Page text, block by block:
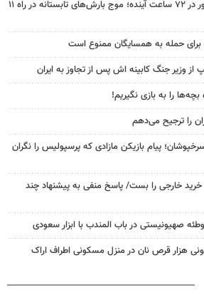
وضعیت جوی کشور در ۷۲ ساعت آینده؛ موج بارش‌های تابستانه در راه ۱۱
برای حمله به همسایگان ممنوع است
وزیر جنگ کابینه اش پس از تجاوز به ایران
بچه‌ها را به بازی نگیریم!
را ترجیح می‌دهم
پیام بازیکن مازادی که پرسپولیس را نگران
خارجی را بست/ پاسخ منفی به پیشنهاد چند
صهیونیستی در باب المندب با ابزار سعودی
هزار قرص نان در منزل مسکونی اطراف اراک